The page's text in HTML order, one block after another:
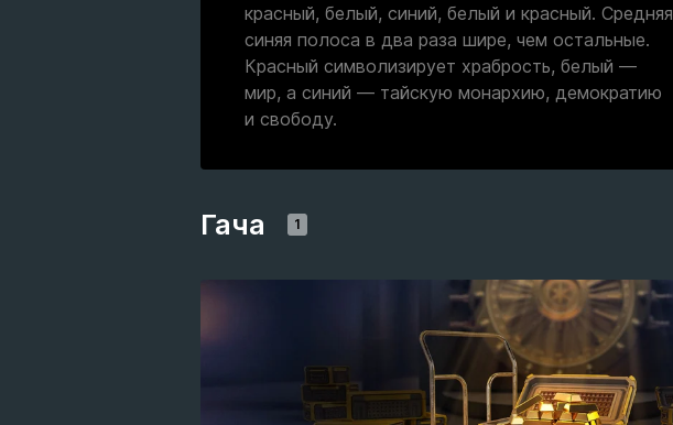
красный, белый, синий, белый и красный. Средняя
синяя полоса в два раза шире, чем остальные.
Красный символизирует храбрость, белый —
мир, а синий — тайскую монархию, демократию
и свободу.
Гача 1